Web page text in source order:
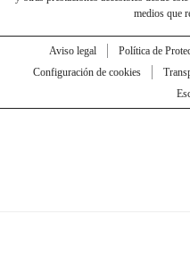
medios que
Aviso legal Política de
Configuración de cookies